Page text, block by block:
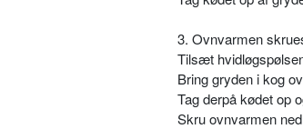
3. Ovnvarmen
Tilsæt
Bring gryden i kog
Tag derpå kødet op
Skru ovnvarmen